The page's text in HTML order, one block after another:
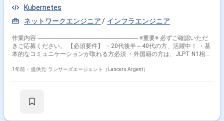
事の進め方】 ・アジャイル開発で仕事を進めます ・ドキュメントとチケ
ットをベースに仕事を進めます ・Slackチャット、ハドル等でコミュニケ
ーションロスを防ぎます ▶コラボレーションツール Slack/Google
きで、新しい技術のキャッチアップに積極的な方 ・チームプレーや協調性
を重視できる方 ・チームリーダーや他のメンバーとコミュニケーションを
とりながら業務を進めることを重視する方 ・コミュニケーションにおい
務地】 ※神田オフィス（神田駅徒歩1分） コミュニケーションを図りなが
Kubernetes
ネットワークエンジニア
インフラエンジニア
作業内容 ------------------------------------------------------------------- ※重要※ 必ずご確認いただ
きご応募ください。 【必須要件】 ・20代後半～40代の方、活躍中！ ・基
本的なコミュニケーションが取れる方必須 ・外国籍の方は、JLPT N1相当
（副業不可） ・エンジニア実務経験3年以上必須 ---------------------------------------------
生体認証、AIエージェントなど、多様な分野でAIモデルを開発していま
1年前・ 提供元: ランサーズエージェント（Lancers Argent）